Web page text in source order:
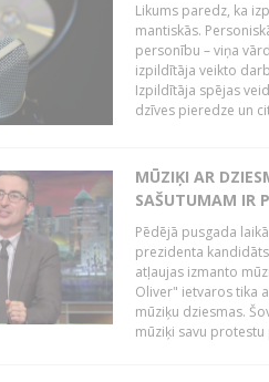
Likums paredz, ka
mantiskās.
personību – viņa
izpildītāja veikto
Izpildītāja spējas
dzīves pieredze un
MŪZIĶI AR
SAŠUTUMAM IR
Pēdējā pusgada
prezidenta
atļaujas izmanto
Oliver" ietvaros tika
mūziķu dziesmas.
mūziķi savu